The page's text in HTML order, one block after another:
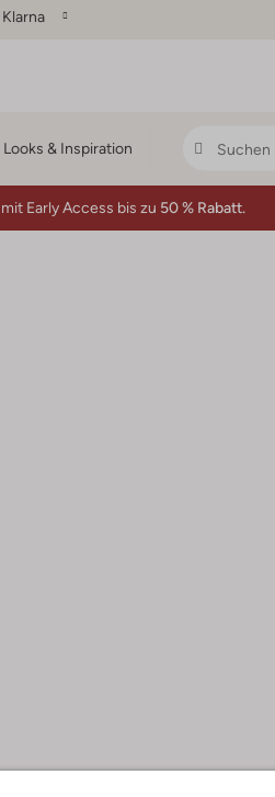
Looks & Inspiration
Early Access bis zu 50 % Rabatt.